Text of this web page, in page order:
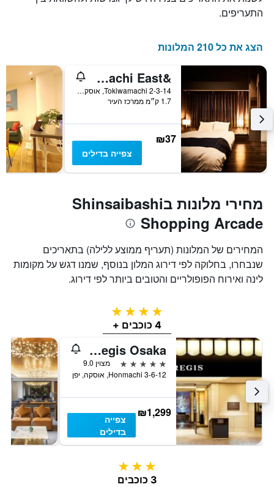
התעריפים.
הצג את כל 210 המלונות
&and Hostel Hommachi East
2-3-14 Tokiwamachi, אוסקה, יפן
1.7 ק״מ ממרכז העיר
₪37
צפייה בדילים
מחירי מלונות בShinsaibashi
Shopping Arcade
המחירים של המלונות (תעריף ממוצע ללילה) בתאריכים
שנבחרו, בחלוקה לפי דירוג המלון בנוסף, שמנו דגש על מקומות
לינה ואירוח הפופולריים והטובים ביותר לפי דירוג.
4 כוכבים
4 כוכבים +
St. Regis Osaka
5 כוכבים
מצוין 9.0
3-6-12 Honmachi, אוסקה, יפן
₪1,299
צפייה
בדילים
3 כוכבים
3 כוכבים